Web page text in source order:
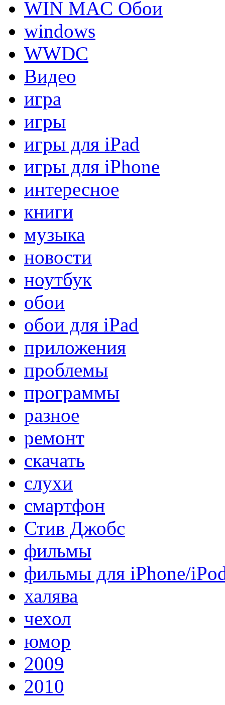
WIN MAC Обои
windows
WWDC
Видео
игра
игры
игры для iPad
игры для iPhone
интересное
книги
музыка
новости
ноутбук
обои
обои для iPad
приложения
проблемы
программы
разное
ремонт
скачать
слухи
смартфон
Стив Джобс
фильмы
фильмы для iPhone/
халява
чехол
юмор
2009
2010